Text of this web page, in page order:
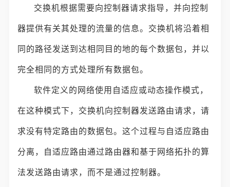
交换机根据需要向控制器请求指导，并向控制
器提供有关其处理的流量的信息。交换机将沿着相
同的路径发送到达相同目的地的每个数据包，并以
完全相同的方式处理所有数据包。
软件定义的网络使用自适应或动态操作模式，
在这种模式下，交换机向控制器发送路由请求，请
求没有特定路由的数据包。这个过程与自适应路由
分离，自适应路由通过路由器和基于网络拓扑的算
法发送路由请求，而不是通过控制器。